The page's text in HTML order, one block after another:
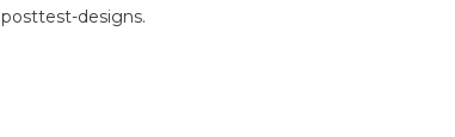
designs.